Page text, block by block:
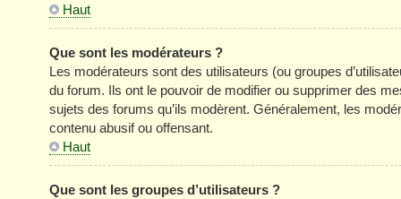
Haut
Que sont les modérateurs ?
Les modérateurs sont des utilisateurs (ou groupes
du forum. Ils ont le pouvoir de modifier ou supprimer des
sujets des forums qu’ils modèrent. Généralement, les
contenu abusif ou offensant.
Haut
Que sont les groupes d’utilisateurs ?